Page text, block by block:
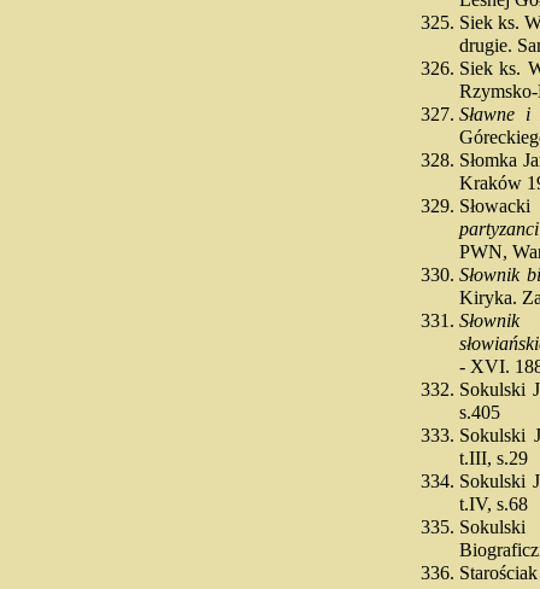
Siek ks.
drugie.
Siek ks.
Sławne
Słomka
Kraków
PWN,
Słownik
Kiryka.
- XVI.
Sokulski
s.405
Sokulski
t.III, s.29
Sokulski
t.IV, s.68